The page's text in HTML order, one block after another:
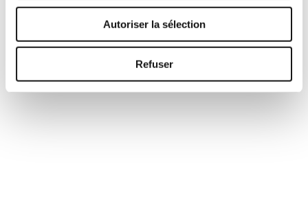
Autoriser la sélection
Refuser